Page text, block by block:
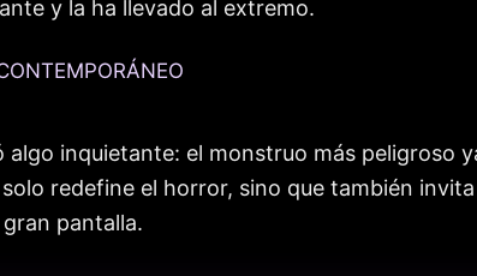
y la ha llevado al extremo.
inquietante: el monstruo más peligroso
redefine el horror, sino que también
pantalla.